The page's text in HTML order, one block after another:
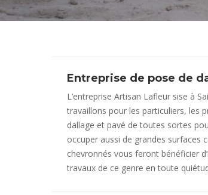
Entreprise de pose de
L’entreprise Artisan Lafleur sise à
travaillons pour les particuliers, les
dallage et pavé de toutes sortes
occuper aussi de grandes surfaces
chevronnés vous feront bénéficier
travaux de ce genre en toute